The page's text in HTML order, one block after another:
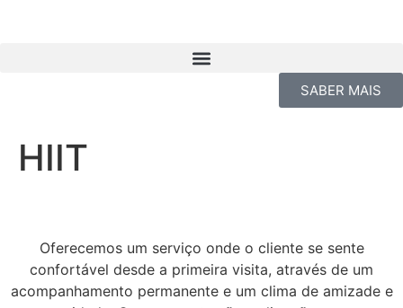
SABER MAIS
HIIT
Oferecemos um serviço onde o cliente se sente
confortável desde a primeira visita, através de um
acompanhamento permanente e um clima de amizade e